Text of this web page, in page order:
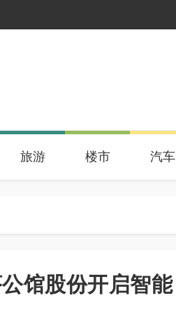
旅游 楼市 汽车
馆股份开启智能